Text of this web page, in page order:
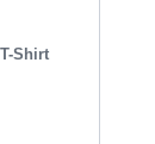
Shirt